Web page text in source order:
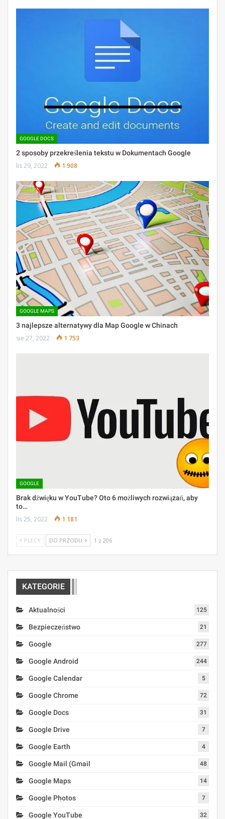
GOOGLE DOCS
2 sposoby przekreślenia tekstu w Dokumentach Google
lis 29, 2022 1 908
GOOGLE MAPS
3 najlepsze alternatywy dla Map Google w Chinach
sie 27, 2022 1 753
GOOGLE
Brak dźwięku w YouTube? Oto 6 możliwych rozwiązań, aby
to…
lis 25, 2022 1 181
PLECY DO PRZODU 1 z 206
KATEGORIE
Aktualności 125
Bezpieczeństwo 21
Google 277
Google Android 244
Google Calendar 5
Google Chrome 72
Google Docs 31
Google Drive 7
Google Earth 4
Google Mail (Gmail 48
Google Maps 14
Google Photos 7
Google YouTube 32